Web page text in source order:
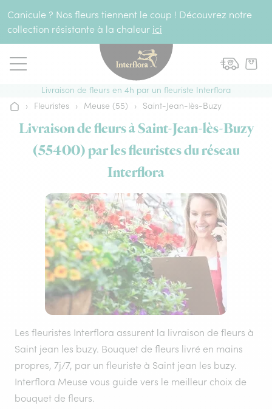
Canicule ? Nos fleurs tiennent le coup ! Découvrez notre
collection résistante à la chaleur ici
Livraison de fleurs en 4h par un fleuriste Interflora
Accueil
› Fleuristes › Meuse (55) › Saint-Jean-lès-Buzy
Livraison de fleurs à Saint-Jean-lès-Buzy
(55400) par les fleuristes du réseau
Interflora
Les fleuristes Interflora assurent la livraison de fleurs à
Saint jean les buzy. Bouquet de fleurs livré en mains
propres, 7j/7, par un fleuriste à Saint jean les buzy.
Interflora Meuse vous guide vers le meilleur choix de
bouquet de fleurs.